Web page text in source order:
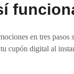
en tres pasos
cupón digital al